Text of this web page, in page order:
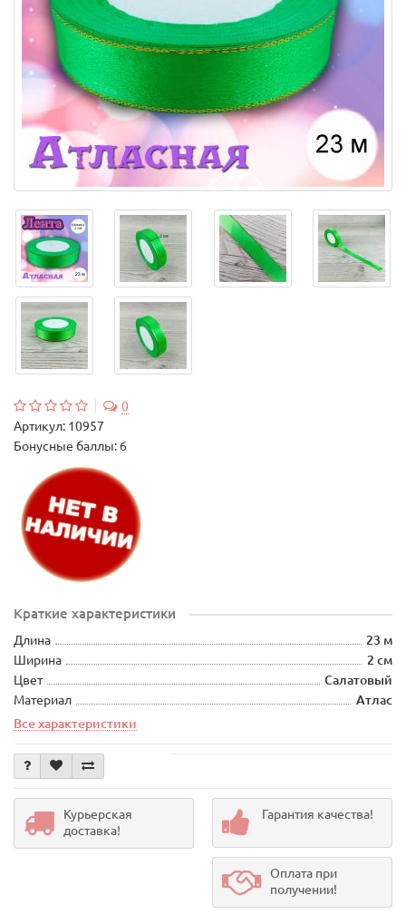
0
Артикул: 10957
Бонусные баллы: 6
Краткие характеристики
Длина
23 м
Ширина
2 см
Цвет
Салатовый
Материал
Атлас
Все характеристики
Курьерская
доставка!
Гарантия качества!
Оплата при
получении!